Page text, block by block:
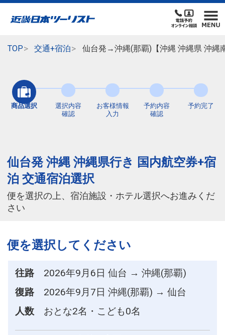
TOP 交通+宿泊 仙台発→沖縄(那覇)【沖縄 沖縄県 沖縄
商品選択
選択内容
確認
お客様情報
入力
予約内容
確認
予約完了
仙台発 沖縄 沖縄県行き 国内航空券+宿
泊 交通宿泊選択
便を選択の上、宿泊施設・ホテル選択へお進みくだ
さい
便を選択してください
往路
2026年9月6日 仙台 → 沖縄(那覇)
復路
2026年9月7日 沖縄(那覇) → 仙台
人数
おとな2名・こども0名